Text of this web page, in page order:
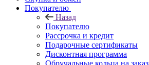
Покупателю
Назад
Покупателю
Рассрочка и кредит
Подарочные сертификаты
Дисконтная программа
Обручальные кольца на заказ